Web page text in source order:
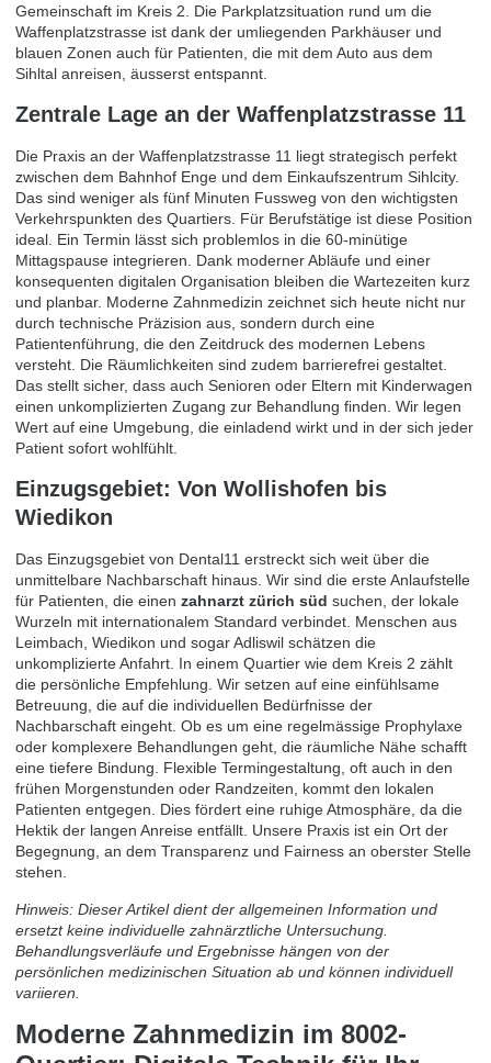
Gemeinschaft im Kreis 2. Die Parkplatzsituation rund um die
Waffenplatzstrasse ist dank der umliegenden Parkhäuser und
blauen Zonen auch für Patienten, die mit dem Auto aus dem
Sihltal anreisen, äusserst entspannt.
Zentrale Lage an der Waffenplatzstrasse 11
Die Praxis an der Waffenplatzstrasse 11 liegt strategisch perfekt
zwischen dem Bahnhof Enge und dem Einkaufszentrum Sihlcity.
Das sind weniger als fünf Minuten Fussweg von den wichtigsten
Verkehrspunkten des Quartiers. Für Berufstätige ist diese Position
ideal. Ein Termin lässt sich problemlos in die 60-minütige
Mittagspause integrieren. Dank moderner Abläufe und einer
konsequenten digitalen Organisation bleiben die Wartezeiten kurz
und planbar. Moderne Zahnmedizin zeichnet sich heute nicht nur
durch technische Präzision aus, sondern durch eine
Patientenführung, die den Zeitdruck des modernen Lebens
versteht. Die Räumlichkeiten sind zudem barrierefrei gestaltet.
Das stellt sicher, dass auch Senioren oder Eltern mit Kinderwagen
einen unkomplizierten Zugang zur Behandlung finden. Wir legen
Wert auf eine Umgebung, die einladend wirkt und in der sich jeder
Patient sofort wohlfühlt.
Einzugsgebiet: Von Wollishofen bis
Wiedikon
Das Einzugsgebiet von Dental11 erstreckt sich weit über die
unmittelbare Nachbarschaft hinaus. Wir sind die erste Anlaufstelle
für Patienten, die einen zahnarzt zürich süd suchen, der lokale
Wurzeln mit internationalem Standard verbindet. Menschen aus
Leimbach, Wiedikon und sogar Adliswil schätzen die
unkomplizierte Anfahrt. In einem Quartier wie dem Kreis 2 zählt
die persönliche Empfehlung. Wir setzen auf eine einfühlsame
Betreuung, die auf die individuellen Bedürfnisse der
Nachbarschaft eingeht. Ob es um eine regelmässige Prophylaxe
oder komplexere Behandlungen geht, die räumliche Nähe schafft
eine tiefere Bindung. Flexible Termingestaltung, oft auch in den
frühen Morgenstunden oder Randzeiten, kommt den lokalen
Patienten entgegen. Dies fördert eine ruhige Atmosphäre, da die
Hektik der langen Anreise entfällt. Unsere Praxis ist ein Ort der
Begegnung, an dem Transparenz und Fairness an oberster Stelle
stehen.
Hinweis: Dieser Artikel dient der allgemeinen Information und
ersetzt keine individuelle zahnärztliche Untersuchung.
Behandlungsverläufe und Ergebnisse hängen von der
persönlichen medizinischen Situation ab und können individuell
variieren.
Moderne Zahnmedizin im 8002-